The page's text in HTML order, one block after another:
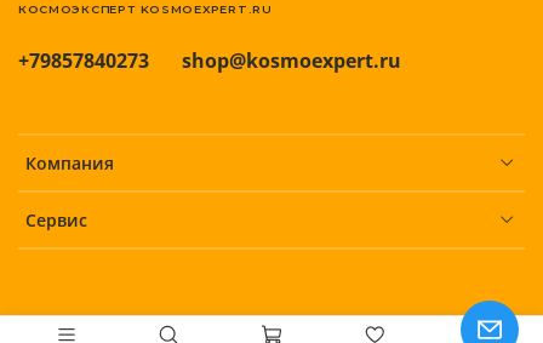
Компания
Сервис
+79857840273 shop@kosmoexpert.ru
КОСМОЭКСПЕРТ KOSMOEXPERT.RU